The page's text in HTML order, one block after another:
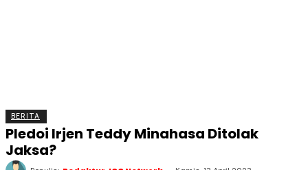
BERITA
Pledoi Irjen Teddy Minahasa Ditolak
Jaksa?